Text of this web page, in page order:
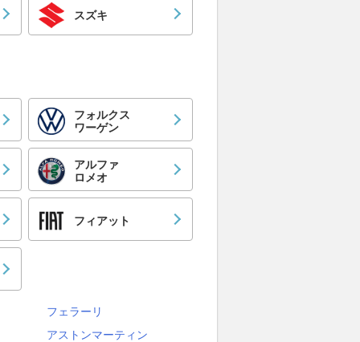
スズキ
フォルクス
ワーゲン
アルファ
ロメオ
フィアット
フェラーリ
アストンマーティン